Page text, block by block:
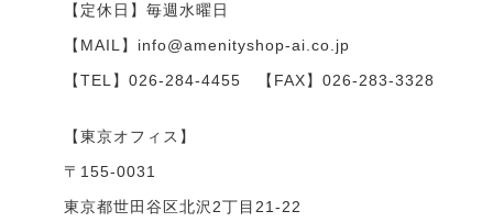
【定休日】毎週水曜日
【MAIL】info@amenityshop-ai.co.jp
【TEL】 026-284-4455 【FAX】026-283-3328
【東京オフィス】
〒155-0031
東京都世田谷区北沢2丁目21-22